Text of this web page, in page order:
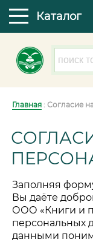
Каталог
Главная : Согласие
Заполняя
Вы даёте
ООО «Книги и
персональных
данными